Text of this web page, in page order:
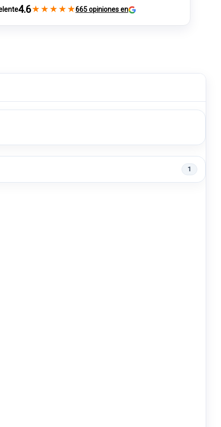
4.6★ ★ ★ ★ ★665 opiniones en
1